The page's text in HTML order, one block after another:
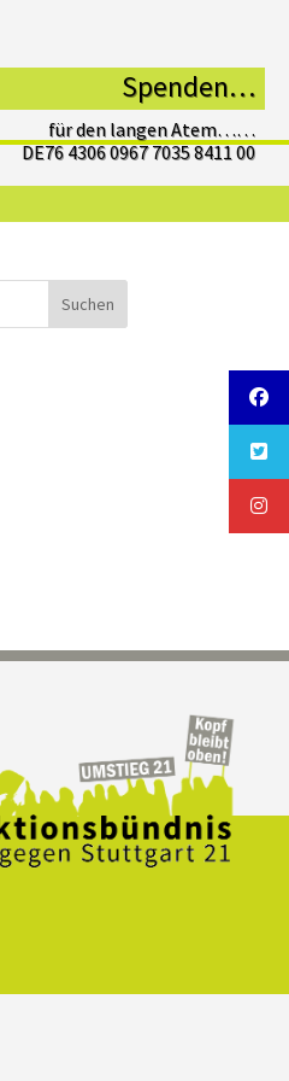
Spenden…
für den langen Atem……
DE76 4306 0967 7035 8411 00
Suchen